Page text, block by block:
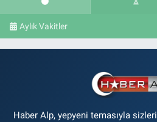
Aylık Vakitler
Haber Alp, yepyeni temasıyla